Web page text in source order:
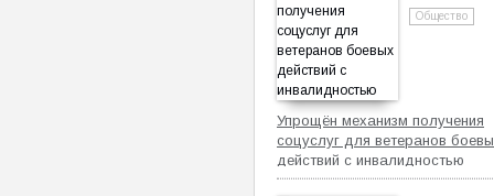
Общество
Упрощён механизм получения
соцуслуг для ветеранов
действий с инвалидностью